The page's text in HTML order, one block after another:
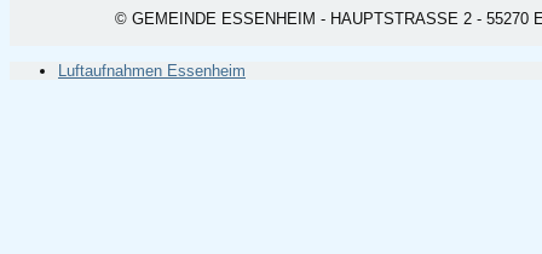
© GEMEINDE ESSENHEIM - HAUPTSTRASSE 2 - 55270
Luftaufnahmen Essenheim